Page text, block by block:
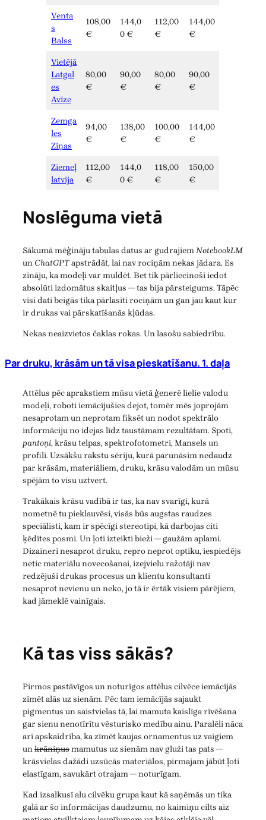
Venta
s
Balss
108,00
€
144,0
0 €
112,00
€
144,00
€
Vietējā
Latgal
es
Avīze
80,00
€
90,00
€
80,00
€
90,00
€
Zemga
les
Ziņas
94,00
€
138,00
€
100,00
€
144,00
€
Ziemeļ
latvija
112,00
€
144,0
0 €
118,00
€
150,00
€
Noslēguma vietā
Sākumā mēģināju tabulas datus ar gudrajiemNotebookLM
un ChatGPTapstrādāt, lai nav rociņām nekas jādara. Es
zināju, ka modeļi var muldēt. Bet tik pārliecinoši iedot
absolūti izdomātus skaitļus — tas bija pārsteigums. Tāpēc
visi dati beigās tika pārlasīti rociņām un gan jau kaut kur
ir drukas vai pārskatīšanās kļūdas.
Nekas neaizvietos čaklas rokas. Un lasošu sabiedrību.
Par druku, krāsām un tā visa pieskatīšanu. 1. daļa
Attēlus pēc aprakstiem mūsu vietā ģenerē lielie valodu
modeļi, roboti iemācījušies dejot, tomēr mēs joprojām
nesaprotam un neprotam fiksēt un nodot spektrālo
informāciju no idejas līdz taustāmam rezultātam. Spoti,
pantoņi, krāsu telpas, spektrofotometri, Mansels un
profili. Uzsākšu rakstu sēriju, kurā parunāsim nedaudz
par krāsām, materiāliem, druku, krāsu valodām un mūsu
spējām to visu uztvert.
Trakākais krāsu vadībā ir tas, ka nav svarīgi, kurā
nometnē tu pieklauvēsi, visās būs augstas raudzes
speciālisti, kam ir spēcīgi stereotipi, kā darbojas citi
ķēdītes posmi. Un ļoti izteikti bieži — gaužām aplami.
Dizaineri nesaprot druku, repro neprot optiku, iespiedējs
netic materiālu novecošanai, izejvielu ražotāji nav
redzējuši drukas procesus un klientu konsultanti
nesaprot nevienu un neko, jo tā ir ērtāk visiem pārējiem,
kad jāmeklē vainīgais.
Kā tas viss sākās?
Pirmos pastāvīgos un noturīgos attēlus cilvēce iemācījās
zīmēt alās uz sienām. Pēc tam iemācījās sajaukt
pigmentus un saistvielas tā, lai mamuta kaislīga rīvēšana
gar sienu nenotīrītu vēsturisko medību ainu. Paralēli nāca
arī apskaidrība, ka zīmēt kaujas ornamentus uz vaigiem
unkrāniņusmamutus uz sienām nav gluži tas pats —
krāsvielas dažādi uzsūcās materiālos, pirmajam jābūt ļoti
elastīgam, savukārt otrajam — noturīgam.
Kad izsalkusī alu cilvēku grupa kaut kā saņēmās un tika
galā ar šo informācijas daudzumu, no kaimiņu cilts aiz